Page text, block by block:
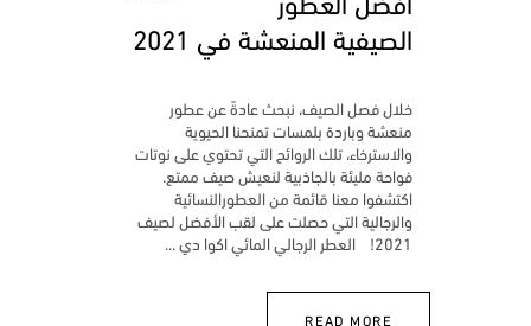
الصيفية المنعشة في 2021
خلال فصل الصيف، نبحث عادةً عن عطور
منعشة وباردة بلمسات تمنحنا الحيوية
والاسترخاء، تلك الروائح التي تحتوي على نوتات
فواحة مليئة بالجاذبية لنعيش صيف ممتع.
اكتشفوا معنا قائمة من العطورالنسائية
والرجالية التي حصلت على لقب الأفضل لصيف
2021! العطر الرجالي المائي اكوا دي
READ MORE